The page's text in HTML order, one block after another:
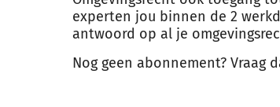
experten jou binnen de 2
antwoord op al je
Nog geen abonnement? Vraag